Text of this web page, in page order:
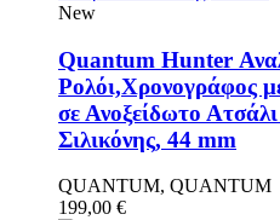
New
Quantum Hunter
Ρολόι,Χρονογράφος
σε Ανοξείδωτο
Σιλικόνης, 44 mm
QUANTUM, QUANTUM
199,00 €